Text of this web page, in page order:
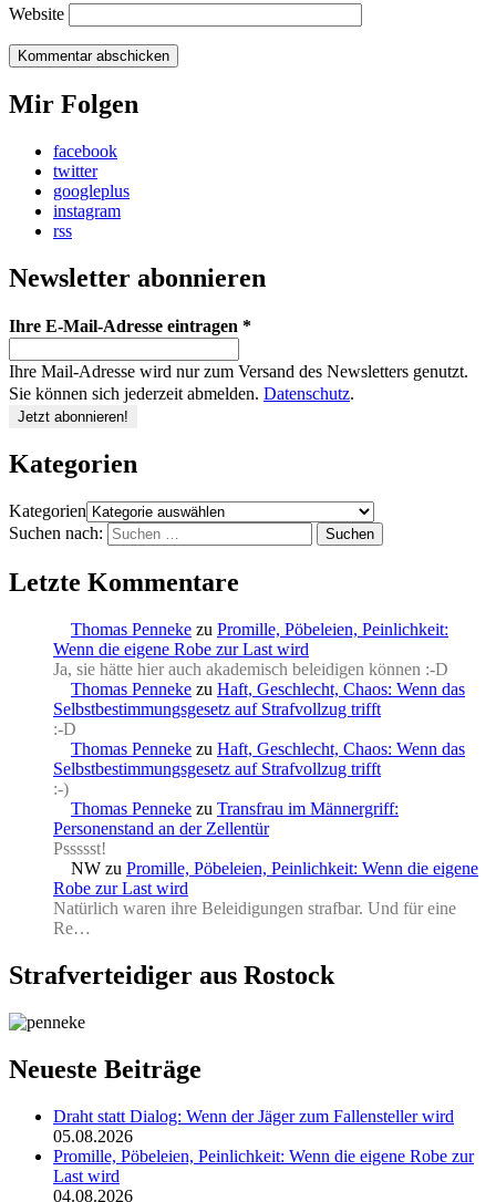
Website
Mir Folgen
facebook
twitter
googleplus
instagram
rss
Newsletter abonnieren
Ihre E-Mail-Adresse eintragen *
Ihre Mail-Adresse wird nur zum Versand des Newsletters genutzt.
Sie können sich jederzeit abmelden. Datenschutz.
Kategorien
Kategorien
Suchen nach:
Letzte Kommentare
Thomas Penneke zu Promille, Pöbeleien, Peinlichkeit:
Wenn die eigene Robe zur Last wird
Ja, sie hätte hier auch akademisch beleidigen können :-D
Thomas Penneke zu Haft, Geschlecht, Chaos: Wenn das
Selbstbestimmungsgesetz auf Strafvollzug trifft
:-D
Thomas Penneke zu Haft, Geschlecht, Chaos: Wenn das
Selbstbestimmungsgesetz auf Strafvollzug trifft
:-)
Thomas Penneke zu Transfrau im Männergriff:
Personenstand an der Zellentür
Pssssst!
NW zu Promille, Pöbeleien, Peinlichkeit: Wenn die eigene
Robe zur Last wird
Natürlich waren ihre Beleidigungen strafbar. Und für eine
Re…
Strafverteidiger aus Rostock
Neueste Beiträge
Draht statt Dialog: Wenn der Jäger zum Fallensteller wird
05.08.2026
Promille, Pöbeleien, Peinlichkeit: Wenn die eigene Robe zur
Last wird
04.08.2026